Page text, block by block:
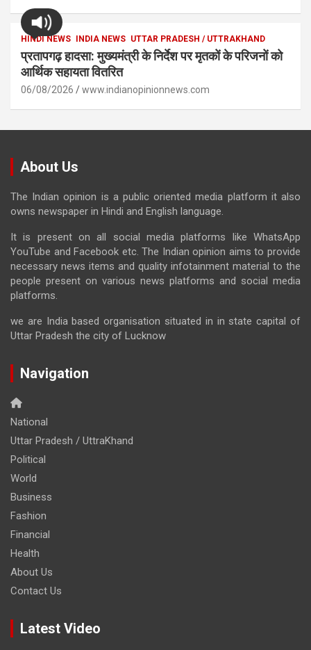
HINDI NEWS INDIA NEWS UTTAR PRADESH / UTTRAKHAND
प्रतापगढ़ हादसा: मुख्यमंत्री के निर्देश पर मृतकों के परिजनों को
आर्थिक सहायता वितरित
06/08/2026 www.indianopinionnews.com
About Us
The Indian opinion is a public oriented media platform it also
owns newspaper in Hindi and English language.
It is present on all social media platforms like WhatsApp
YouTube and Facebook etc. The Indian opinion aims to provide
necessary news items and quality infotainment material to the
people present on various news platforms and social media
platforms.
we are India based organisation situated in in state capital of
Uttar Pradesh the city of Lucknow
Navigation
National
Uttar Pradesh / UttraKhand
Political
World
Business
Fashion
Financial
Health
About Us
Contact Us
Latest Video